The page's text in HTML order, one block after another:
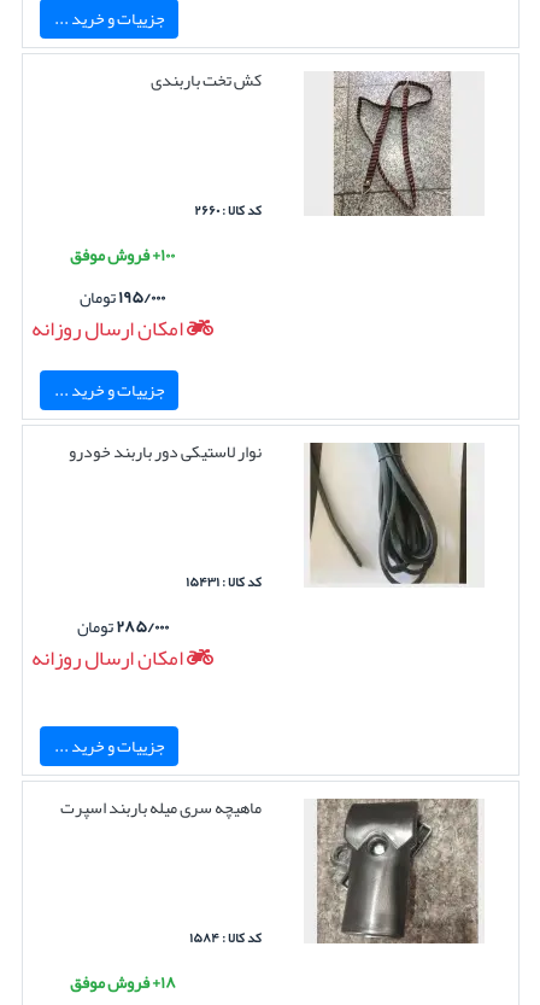
جزییات و خرید ...
کش تخت باربندی
کد کالا : ۲۶۶۰
۱۰۰+ فروش موفق
۱۹۵/۰۰۰تومان
امکان ارسال روزانه
جزییات و خرید ...
نوار لاستیکی دور باربند خودرو
کد کالا : ۱۵۴۳۱
۲۸۵/۰۰۰تومان
امکان ارسال روزانه
جزییات و خرید ...
ماهیچه سری میله باربند اسپرت
کد کالا : ۱۵۸۴
۱۸+ فروش موفق